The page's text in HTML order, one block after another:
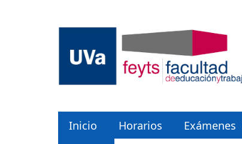
Inicio Horarios Exámenes